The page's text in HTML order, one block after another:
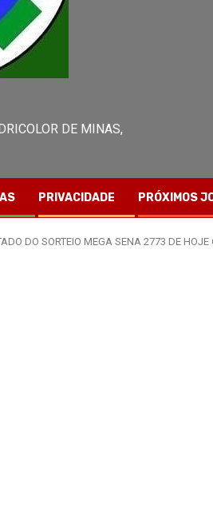
DE MINAS,
PRIVACIDADE PRÓXIMOS
DO SORTEIO MEGA SENA 2773 DE